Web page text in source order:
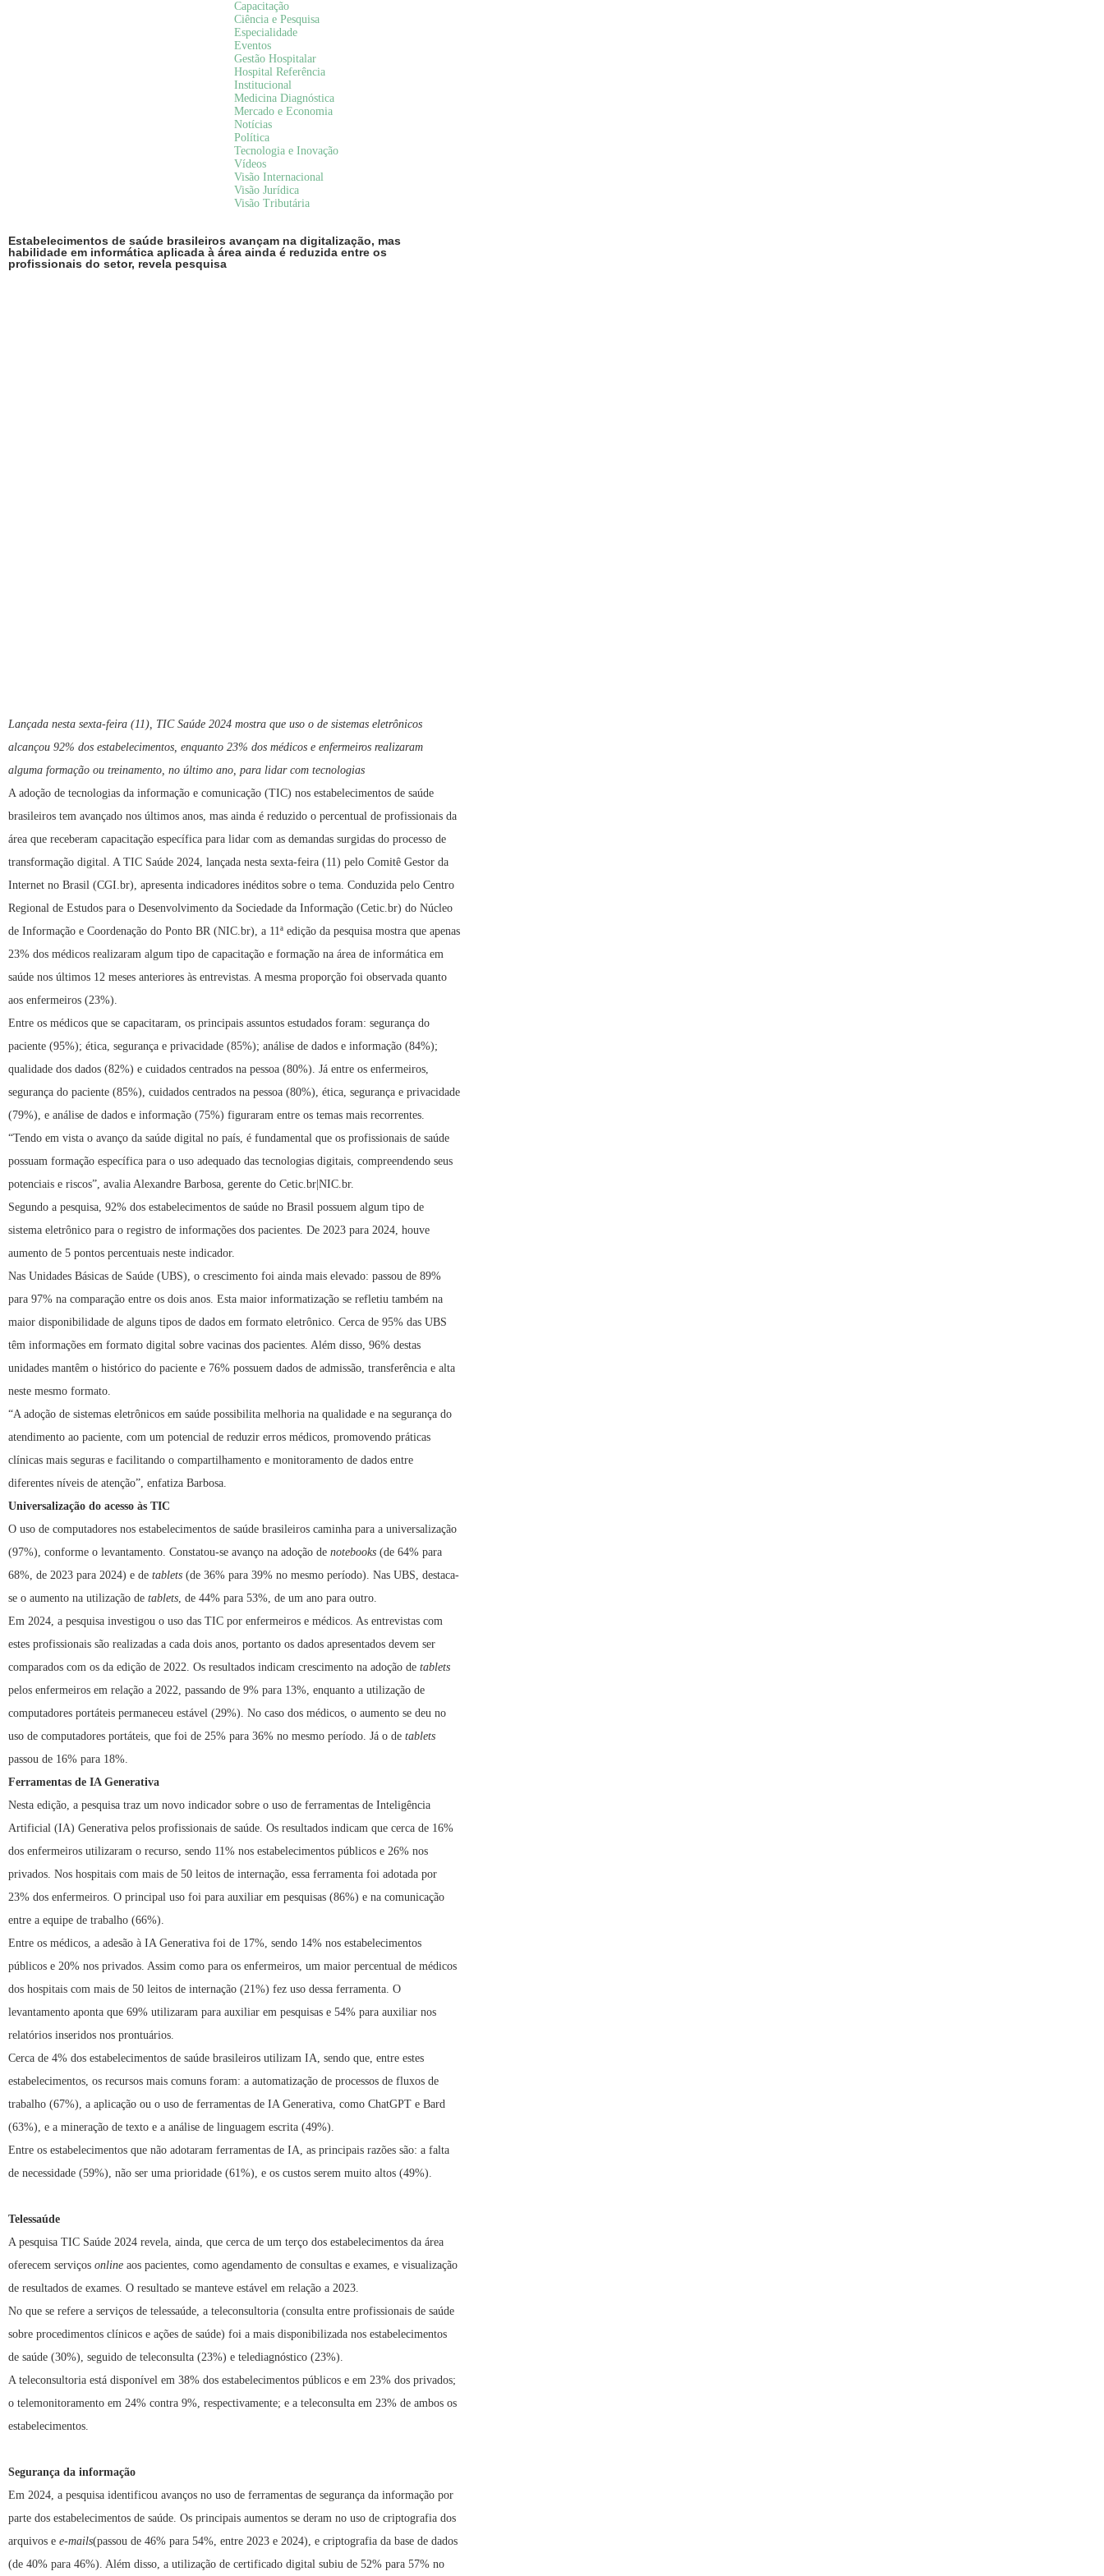
Capacitação
Ciência e Pesquisa
Especialidade
Eventos
Gestão Hospitalar
Hospital Referência
Institucional
Medicina Diagnóstica
Mercado e Economia
Notícias
Política
Tecnologia e Inovação
Vídeos
Visão Internacional
Visão Jurídica
Visão Tributária
Estabelecimentos de saúde brasileiros avançam na digitalização, mas
habilidade em informática aplicada à área ainda é reduzida entre os
profissionais do setor, revela pesquisa
Lançada nesta sexta-feira (11), TIC Saúde 2024 mostra que uso o de sistemas eletrônicos
alcançou 92% dos estabelecimentos, enquanto 23% dos médicos e enfermeiros realizaram
alguma formação ou treinamento, no último ano, para lidar com tecnologias
A adoção de tecnologias da informação e comunicação (TIC) nos estabelecimentos de saúde
brasileiros tem avançado nos últimos anos, mas ainda é reduzido o percentual de profissionais da
área que receberam capacitação específica para lidar com as demandas surgidas do processo de
transformação digital. A TIC Saúde 2024, lançada nesta sexta-feira (11) pelo Comitê Gestor da
Internet no Brasil (CGI.br), apresenta indicadores inéditos sobre o tema. Conduzida pelo Centro
Regional de Estudos para o Desenvolvimento da Sociedade da Informação (Cetic.br) do Núcleo
de Informação e Coordenação do Ponto BR (NIC.br), a 11ª edição da pesquisa mostra que apenas
23% dos médicos realizaram algum tipo de capacitação e formação na área de informática em
saúde nos últimos 12 meses anteriores às entrevistas. A mesma proporção foi observada quanto
aos enfermeiros (23%).
Entre os médicos que se capacitaram, os principais assuntos estudados foram: segurança do
paciente (95%); ética, segurança e privacidade (85%); análise de dados e informação (84%);
qualidade dos dados (82%) e cuidados centrados na pessoa (80%). Já entre os enfermeiros,
segurança do paciente (85%), cuidados centrados na pessoa (80%), ética, segurança e privacidade
(79%), e análise de dados e informação (75%) figuraram entre os temas mais recorrentes.
“Tendo em vista o avanço da saúde digital no país, é fundamental que os profissionais de saúde
possuam formação específica para o uso adequado das tecnologias digitais, compreendendo seus
potenciais e riscos”, avalia Alexandre Barbosa, gerente do Cetic.br|NIC.br.
Segundo a pesquisa, 92% dos estabelecimentos de saúde no Brasil possuem algum tipo de
sistema eletrônico para o registro de informações dos pacientes. De 2023 para 2024, houve
aumento de 5 pontos percentuais neste indicador.
Nas Unidades Básicas de Saúde (UBS), o crescimento foi ainda mais elevado: passou de 89%
para 97% na comparação entre os dois anos. Esta maior informatização se refletiu também na
maior disponibilidade de alguns tipos de dados em formato eletrônico. Cerca de 95% das UBS
têm informações em formato digital sobre vacinas dos pacientes. Além disso, 96% destas
unidades mantêm o histórico do paciente e 76% possuem dados de admissão, transferência e alta
neste mesmo formato.
“A adoção de sistemas eletrônicos em saúde possibilita melhoria na qualidade e na segurança do
atendimento ao paciente, com um potencial de reduzir erros médicos, promovendo práticas
clínicas mais seguras e facilitando o compartilhamento e monitoramento de dados entre
diferentes níveis de atenção”, enfatiza Barbosa.
Universalização do acesso às TIC
O uso de computadores nos estabelecimentos de saúde brasileiros caminha para a universalização
(97%), conforme o levantamento. Constatou-se avanço na adoção de notebooks (de 64% para
68%, de 2023 para 2024) e de tablets (de 36% para 39% no mesmo período). Nas UBS, destaca-
se o aumento na utilização de tablets, de 44% para 53%, de um ano para outro.
Em 2024, a pesquisa investigou o uso das TIC por enfermeiros e médicos. As entrevistas com
estes profissionais são realizadas a cada dois anos, portanto os dados apresentados devem ser
comparados com os da edição de 2022. Os resultados indicam crescimento na adoção de tablets
pelos enfermeiros em relação a 2022, passando de 9% para 13%, enquanto a utilização de
computadores portáteis permaneceu estável (29%). No caso dos médicos, o aumento se deu no
uso de computadores portáteis, que foi de 25% para 36% no mesmo período. Já o de tablets
passou de 16% para 18%.
Ferramentas de IA Generativa
Nesta edição, a pesquisa traz um novo indicador sobre o uso de ferramentas de Inteligência
Artificial (IA) Generativa pelos profissionais de saúde. Os resultados indicam que cerca de 16%
dos enfermeiros utilizaram o recurso, sendo 11% nos estabelecimentos públicos e 26% nos
privados. Nos hospitais com mais de 50 leitos de internação, essa ferramenta foi adotada por
23% dos enfermeiros. O principal uso foi para auxiliar em pesquisas (86%) e na comunicação
entre a equipe de trabalho (66%).
Entre os médicos, a adesão à IA Generativa foi de 17%, sendo 14% nos estabelecimentos
públicos e 20% nos privados. Assim como para os enfermeiros, um maior percentual de médicos
dos hospitais com mais de 50 leitos de internação (21%) fez uso dessa ferramenta. O
levantamento aponta que 69% utilizaram para auxiliar em pesquisas e 54% para auxiliar nos
relatórios inseridos nos prontuários.
Cerca de 4% dos estabelecimentos de saúde brasileiros utilizam IA, sendo que, entre estes
estabelecimentos, os recursos mais comuns foram: a automatização de processos de fluxos de
trabalho (67%), a aplicação ou o uso de ferramentas de IA Generativa, como ChatGPT e Bard
(63%), e a mineração de texto e a análise de linguagem escrita (49%).
Entre os estabelecimentos que não adotaram ferramentas de IA, as principais razões são: a falta
de necessidade (59%), não ser uma prioridade (61%), e os custos serem muito altos (49%).
Telessaúde
A pesquisa TIC Saúde 2024 revela, ainda, que cerca de um terço dos estabelecimentos da área
oferecem serviços online aos pacientes, como agendamento de consultas e exames, e visualização
de resultados de exames. O resultado se manteve estável em relação a 2023.
No que se refere a serviços de telessaúde, a teleconsultoria (consulta entre profissionais de saúde
sobre procedimentos clínicos e ações de saúde) foi a mais disponibilizada nos estabelecimentos
de saúde (30%), seguido de teleconsulta (23%) e telediagnóstico (23%).
A teleconsultoria está disponível em 38% dos estabelecimentos públicos e em 23% dos privados;
o telemonitoramento em 24% contra 9%, respectivamente; e a teleconsulta em 23% de ambos os
estabelecimentos.
Segurança da informação
Em 2024, a pesquisa identificou avanços no uso de ferramentas de segurança da informação por
parte dos estabelecimentos de saúde. Os principais aumentos se deram no uso de criptografia dos
arquivos e e-mails(passou de 46% para 54%, entre 2023 e 2024), e criptografia da base de dados
(de 40% para 46%). Além disso, a utilização de certificado digital subiu de 52% para 57% no